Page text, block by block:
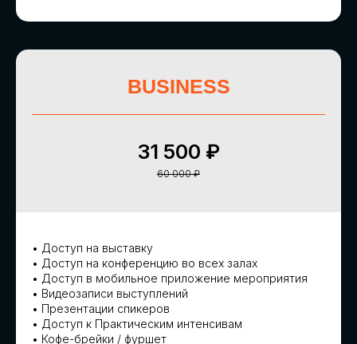
BUSINESS
31 500 ₽
60 000 ₽
• Доступ на выставку
• Доступ на конференцию во всех залах
• Доступ в мобильное приложение мероприятия
• Видеозаписи выступлений
• Презентации спикеров
• Доступ к Практическим интенсивам
• Кофе-брейки / фуршет
ПАРТНЕРЫ